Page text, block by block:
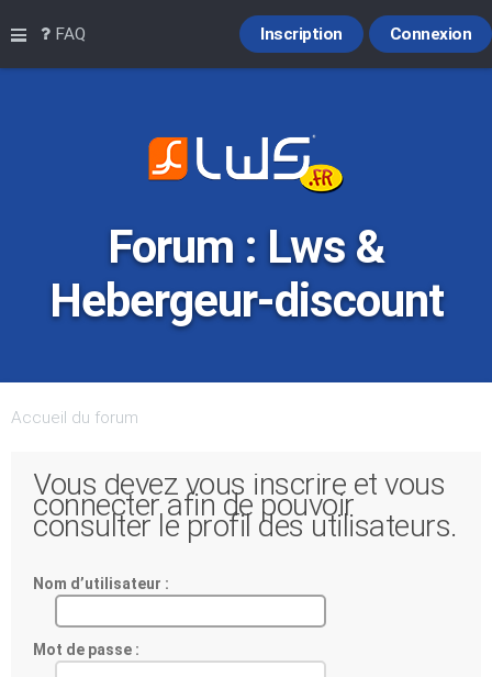
Raccourcis
FAQ Connexion
Inscription
Forum : Lws &
Hebergeur-discount
Accueil du forum
Vous devez vous inscrire et vous
connecter afin de pouvoir
consulter le profil des utilisateurs.
Nom d’utilisateur :
Mot de passe :